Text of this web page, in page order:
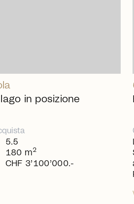
in posizione
5.5
180 m2
CHF 3’100’000.-